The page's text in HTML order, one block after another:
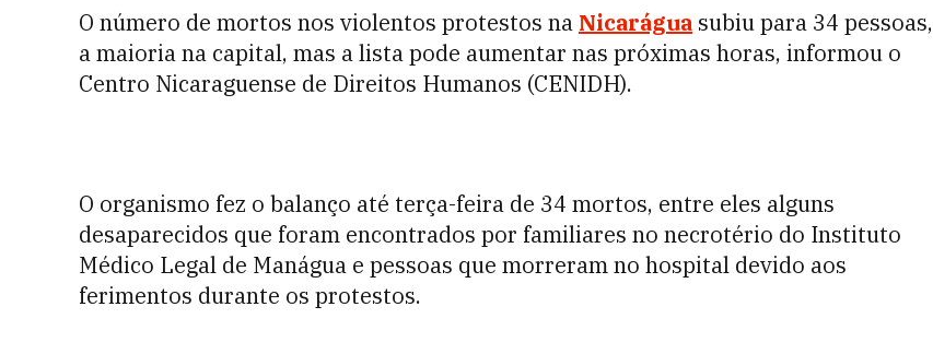
O número de mortos nos violentos protestos na Nicarágua subiu para 34 pessoas,
a maioria na capital, mas a lista pode aumentar nas próximas horas, informou o
Centro Nicaraguense de Direitos Humanos (CENIDH).
O organismo fez o balanço até terça-feira de 34 mortos, entre eles alguns
desaparecidos que foram encontrados por familiares no necrotério do Instituto
Médico Legal de Manágua e pessoas que morreram no hospital devido aos
ferimentos durante os protestos.